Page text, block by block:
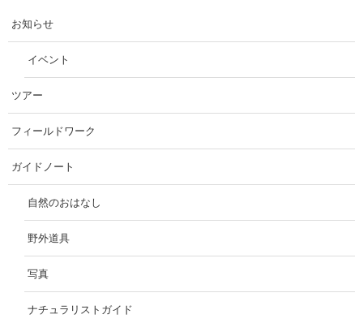
お知らせ
イベント
ツアー
フィールドワーク
ガイドノート
自然のおはなし
野外道具
写真
ナチュラリストガイド